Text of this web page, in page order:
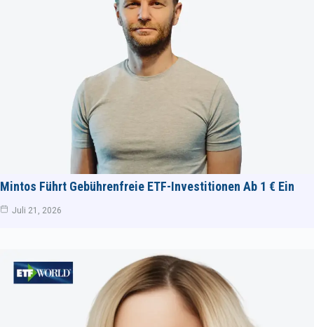
Mintos Führt Gebührenfreie ETF-Investitionen Ab 1 € Ein
Juli 21, 2026